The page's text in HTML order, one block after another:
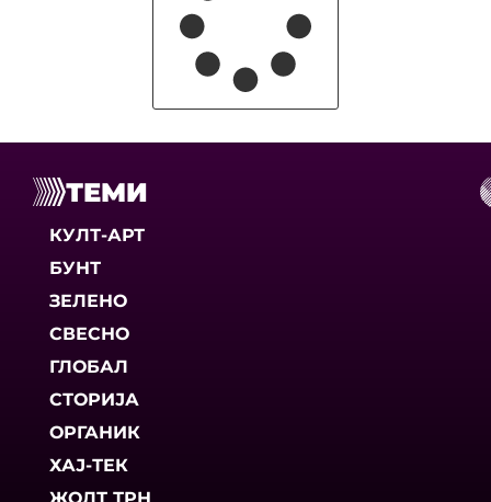
ТЕМИ
КУЛТ-АРТ
БУНТ
ЗЕЛЕНО
СВЕСНО
ГЛОБАЛ
СТОРИЈА
ОРГАНИК
ХАЈ-ТЕК